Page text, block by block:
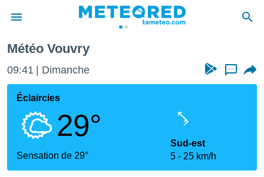
de
Météo Vouvry
09:41 Dimanche ...
Éclaircies
29°
Sensation de 29°
Sud-est
5
25 km/h